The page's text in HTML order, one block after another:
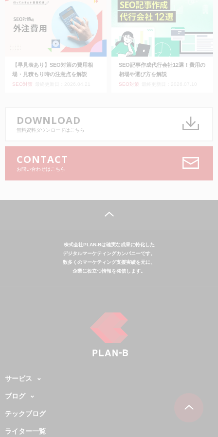
【早見表あり】SEO対策の費用相
場・見積もり時の注意点を解説
SEO対策
SEO記事作成代行会社12選！費用の
相場や選び方を解説
SEO対策
DOWNLOAD
無料資料ダウンロードはこちら
CONTACT
お問い合わせはこちら
株式会社PLAN-Bは確実な成果に特化した
デジタルマーケティングカンパニーです。
数多くのマーケティング支援実績を元に、
企業に役立つ情報を発信します。
サービス
ブログ
テックブログ
ライター一覧